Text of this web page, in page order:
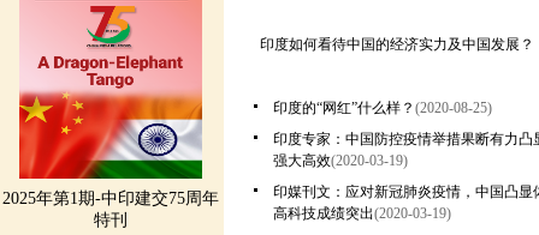
2025年第1期-中印建交75周年
特刊
印度如何看待中国的经济实力及中国发展？
印度的“网红”什么样？ (2020-08-25)
印度专家：中国防控疫情举措果断有力凸
强大高效(2020-03-19)
印媒刊文：应对新冠肺炎疫情，中国凸显
高科技成绩突出(2020-03-19)